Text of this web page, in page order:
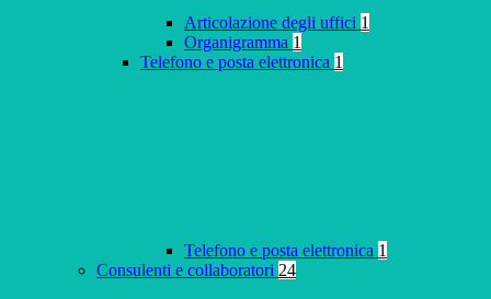
Articolazione degli uffici 1
Organigramma 1
Telefono e posta elettronica 1
Telefono e posta elettronica 1
Consulenti e collaboratori 24